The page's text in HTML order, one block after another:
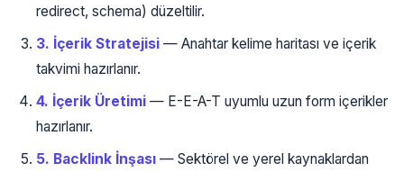
redirect, schema) düzeltilir.
3. İçerik Stratejisi — Anahtar kelime haritası ve içerik
takvimi hazırlanır.
4. İçerik Üretimi — E-E-A-T uyumlu uzun form içerikler
hazırlanır.
5. Backlink İnşası — Sektörel ve yerel kaynaklardan